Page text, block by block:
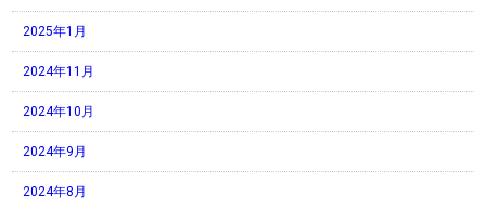
2025年1月
2024年11月
2024年10月
2024年9月
2024年8月